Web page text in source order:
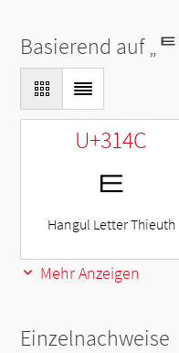
Basierend auf „ᄐ
U+314C
ㅌ
Hangul Letter Thieuth
Mehr Anzeigen
Einzelnachweise